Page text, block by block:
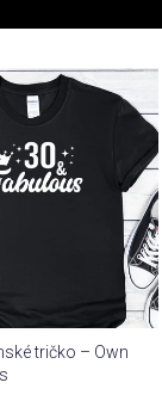
tričko – Own